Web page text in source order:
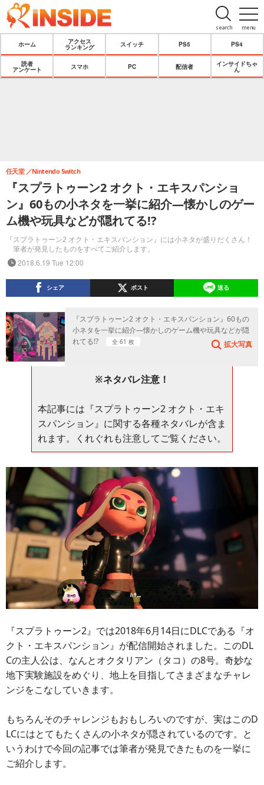
menu
search
ホーム
アクセス
ランキング
スイッチ PS5 PS4
読者
アンケート
スマホ PC 配信者
インサイドちゃ
ん
『スプラトゥーン2 オクト・エキスパンショ
ン』60もの小ネタを一挙に紹介―懐かしのゲー
ム機や玩具などが隠れてる!?
『スプラトゥーン2 オクト・エキスパンション』には小ネタが盛りだくさん！
筆者が発見したものをすべてご紹介します。
任天堂 Nintendo Switch
2018.6.19 Tue 12:00
シェア ポスト 送る
『スプラトゥーン2 オクト・エキスパンション』60もの
小ネタを一挙に紹介―懐かしのゲーム機や玩具などが隠
れてる!?
全 61 枚 拡大写真
※ネタバレ注意！
本記事には『スプラトゥーン2 オクト・エキ
スパンション』に関する各種ネタバレが含ま
れます。くれぐれも注意してご覧ください。
『スプラトゥーン2』では2018年6月14日にDLCである『オ
クト・エキスパンション』が配信開始されました。このDL
Cの主人公は、なんとオクタリアン（タコ）の8号。奇妙な
地下実験施設をめぐり、地上を目指してさまざまなチャレ
ンジをこなしていきます。
もちろんそのチャレンジもおもしろいのですが、実はこのD
LCにはとてもたくさんの小ネタが隠されているのです。と
いうわけで今回の記事では筆者が発見できたものを一挙に
ご紹介します。